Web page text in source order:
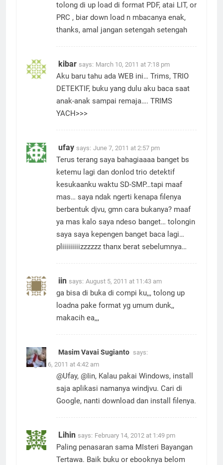
tolong di up load di format PDF, atai LIT, or
PRC , biar down load n mbacanya enak,
thanks, amal jangan setengah setengah
kibar says: March 10, 2011 at 7:18 pm
Aku baru tahu ada WEB ini… Trims, TRIO
DETEKTIF, buku yang dulu aku baca saat
anak-anak sampai remaja…. TRIMS
YACH>>>
ufay says: June 7, 2011 at 2:57 pm
Terus terang saya bahagiaaaa banget bs
ketemu lagi dan donlod trio detektif
kesukaanku waktu SD-SMP…tapi maaf
mas… saya ndak ngerti kenapa filenya
berbentuk djvu, gmn cara bukanya? maaf
ya mas kalo saya ndeso banget… tolongin
saya saya kepengen banget baca lagi…
pliiiiiiiiizzzzzz thanx berat sebelumnya…
iin says: August 5, 2011 at 11:43 am
ga bisa di buka di compi ku,,, tolong up
loadna pake format yg umum dunk,,
makacih ea,,,
Masim Vavai Sugianto says:
August 6, 2011 at 4:42 am
@Ufay, @Iin, Kalau pakai Windows, install
saja aplikasi namanya windjvu. Cari di
Google, nanti download dan install filenya.
Lihin says: February 14, 2012 at 1:49 pm
Paling penasaran sama MIsteri Bayangan
Tertawa. Baik buku or ebooknya belom